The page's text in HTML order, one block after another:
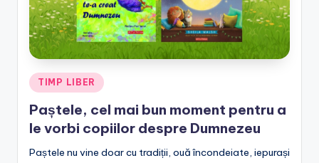
Posted
TIMP LIBER
Paștele, cel mai bun moment pentru a
le vorbi copiilor despre Dumnezeu
Paștele nu vine doar cu tradiții, ouă încondeiate, iepurași